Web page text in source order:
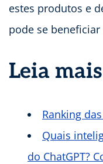
estes produtos e
pode se
Leia mais
Ranking
Quais
do ChatGPT?